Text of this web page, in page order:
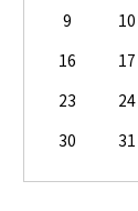
9
10
16
17
23
24
30
31